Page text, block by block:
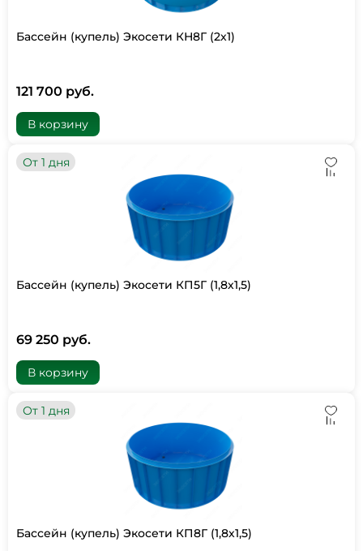
Бассейн (купель) Экосети КН8Г (2х1)
121 700 руб.
В корзину
От 1 дня
Бассейн (купель) Экосети КП5Г (1,8х1,5)
69 250 руб.
В корзину
От 1 дня
Бассейн (купель) Экосети КП8Г (1,8х1,5)